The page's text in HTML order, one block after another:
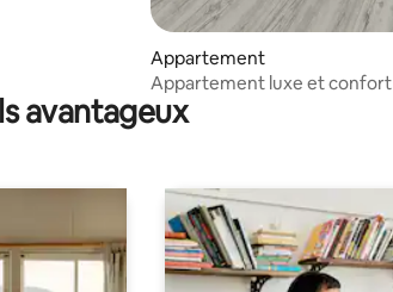
commentaires : 4,9 sur 5
Appartement
Appartement luxe et confort
avantageux